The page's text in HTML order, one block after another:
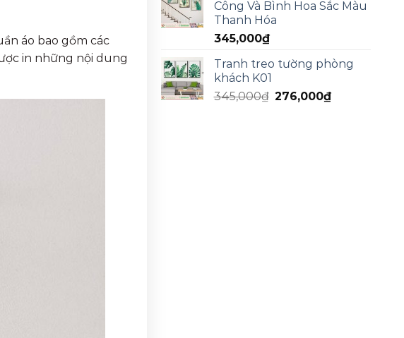
áo bao gồm các
in những nội dung
Công Và Bình Hoa Sắc Màu
Thanh Hóa
345,000₫
Tranh treo tường phòng
khách K01
345,000₫ 276,000₫